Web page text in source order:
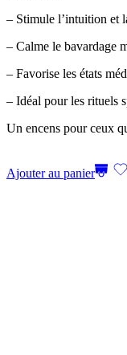
– Stimule l’intuition et
– Calme le bavardage
– Favorise les états
– Idéal pour les rituels
Un encens pour ceux
Ajouter au panier